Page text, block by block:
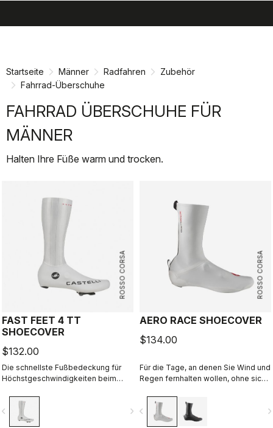
Startseite Männer Radfahren
Zubehör
Fahrrad-Überschuhe
FAHRRAD ÜBERSCHUHE FÜR
MÄNNER
Halten Ihre Füße warm und trocken.
ROSSO CORSA
FAST FEET 4 TT
SHOECOVER
$132.00
Die schnellste Fußbedeckung für
Höchstgeschwindigkeiten beim
navigate_next
ROSSO CORSA
AERO RACE SHOECOVER
$134.00
Für die Tage, an denen Sie Wind und
Regen fernhalten wollen, ohne sich
Material passt sich der Form des
Schuhs an, sorgt für eine perfekte,
aerodynamische Passform und
navigate_before